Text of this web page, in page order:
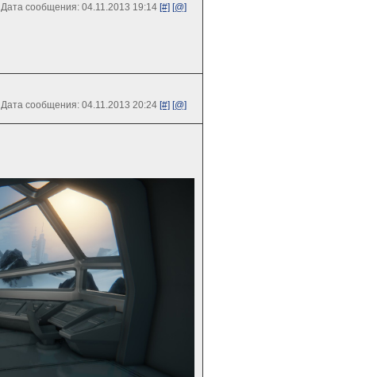
Дата сообщения: 04.11.2013 19:14 [#] [@]
Дата сообщения: 04.11.2013 20:24 [#] [@]